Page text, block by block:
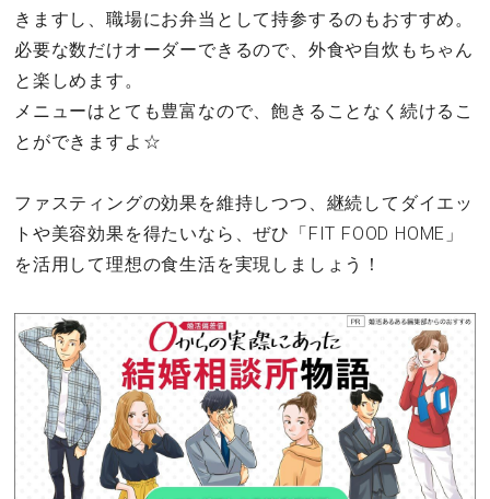
きますし、職場にお弁当として持参するのもおすすめ。
必要な数だけオーダーできるので、外食や自炊もちゃん
と楽しめます。
メニューはとても豊富なので、飽きることなく続けるこ
とができますよ☆
ファスティングの効果を維持しつつ、継続してダイエッ
トや美容効果を得たいなら、ぜひ「FIT FOOD HOME」
を活用して理想の食生活を実現しましょう！